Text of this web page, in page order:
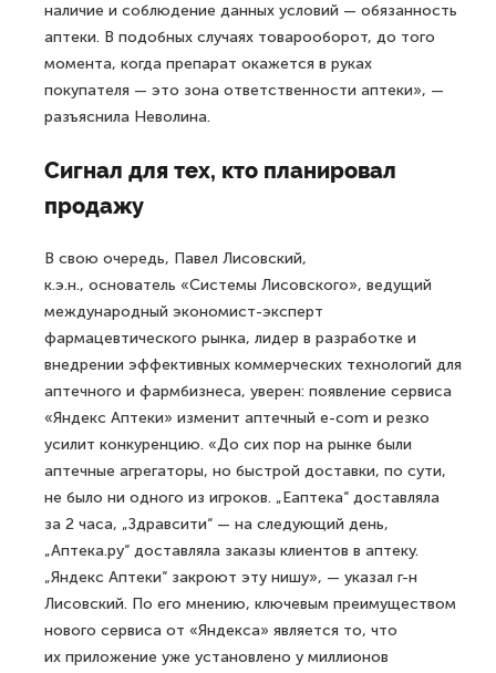
наличие и соблюдение данных условий — обязанность
аптеки. В подобных случаях товарооборот, до того
момента, когда препарат окажется в руках
покупателя — это зона ответственности аптеки», —
разъяснила Неволина.
Сигнал для тех, кто планировал
продажу
В свою очередь, Павел Лисовский,
к.э.н., основатель «Системы Лисовского», ведущий
международный экономист-эксперт
фармацевтического рынка, лидер в разработке и
внедрении эффективных коммерческих технологий для
аптечного и фармбизнеса, уверен: появление сервиса
«Яндекс Аптеки» изменит аптечный e-com и резко
усилит конкуренцию. «До сих пор на рынке были
аптечные агрегаторы, но быстрой доставки, по сути,
не было ни одного из игроков. „Eаптека“ доставляла
за 2 часа, „Здравсити“ — на следующий день,
„Аптека.ру“ доставляла заказы клиентов в аптеку.
„Яндекс Аптеки“ закроют эту нишу», — указал г-н
Лисовский. По его мнению, ключевым преимуществом
нового сервиса от «Яндекса» является то, что
их приложение уже установлено у миллионов